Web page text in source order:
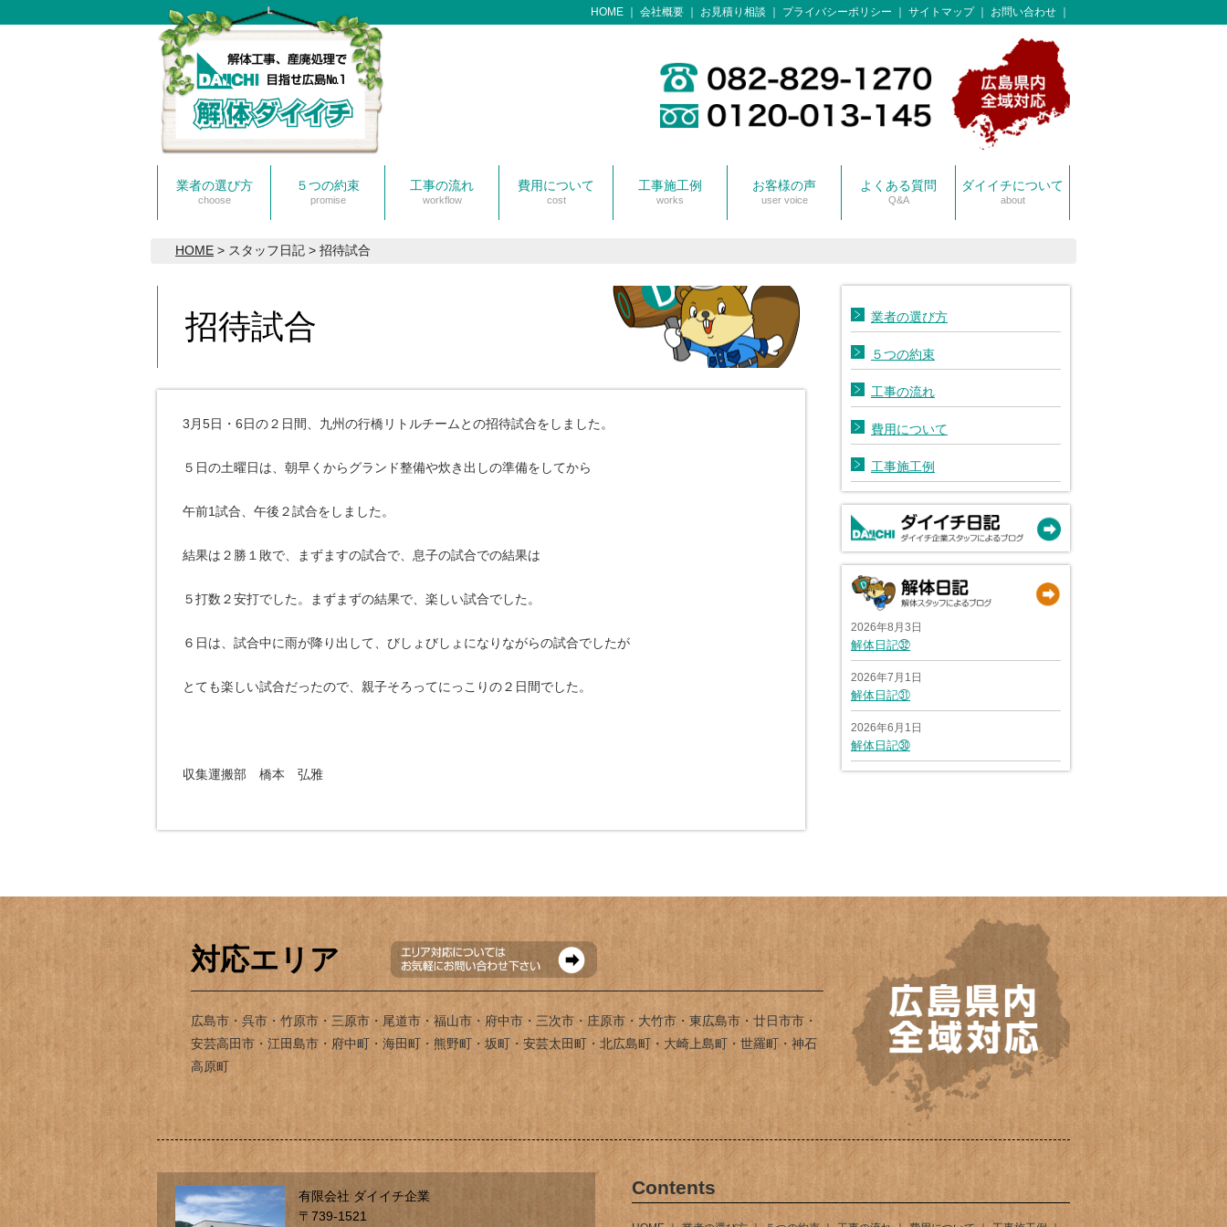
HOME 会社概要 お見積り相談 プライバシーポリシー サイトマップ お問い合わせ
業者の選び方
choose
５つの約束
promise
工事の流れ
workflow
費用について
cost
工事施工例
works
お客様の声
user voice
よくある質問
Q&A
ダイイチについて
about
HOME > スタッフ日記 > 招待試合
招待試合
3月5日・6日の２日間、九州の行橋リトルチームとの招待試合をしました。
５日の土曜日は、朝早くからグランド整備や炊き出しの準備をしてから
午前1試合、午後２試合をしました。
結果は２勝１敗で、まずますの試合で、息子の試合での結果は
５打数２安打でした。まずまずの結果で、楽しい試合でした。
６日は、試合中に雨が降り出して、びしょびしょになりながらの試合でしたが
とても楽しい試合だったので、親子そろってにっこりの２日間でした。
収集運搬部 橋本 弘雅
業者の選び方
５つの約束
工事の流れ
費用について
工事施工例
2026年8月3日
解体日記㉜
2026年7月1日
解体日記㉛
2026年6月1日
解体日記㉚
対応エリア
広島市・呉市・竹原市・三原市・尾道市・福山市・府中市・三次市・庄原市・大竹市・東広島市・廿日市市・
安芸高田市・江田島市・府中町・海田町・熊野町・坂町・安芸太田町・北広島町・大崎上島町・世羅町・神石
高原町
有限会社 ダイイチ企業
〒739-1521
Contents